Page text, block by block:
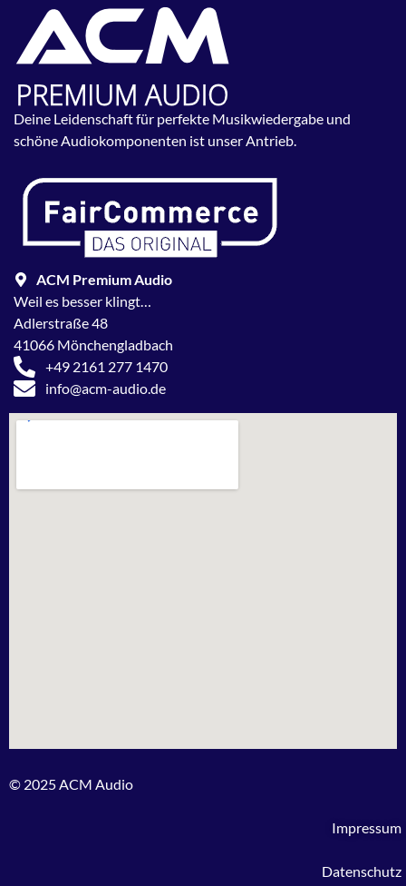
Deine Leidenschaft für perfekte Musikwiedergabe und
schöne Audiokomponenten ist unser Antrieb.
ACM Premium Audio
Weil es besser klingt…
Adlerstraße 48
41066 Mönchengladbach
+49 2161 277 1470
info@acm-audio.de
© 2025 ACM Audio
Impressum
Datenschutz